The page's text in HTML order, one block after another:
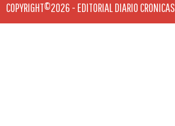
COPYRIGHT©2026 - EDITORIAL DIARIO CRONICAS